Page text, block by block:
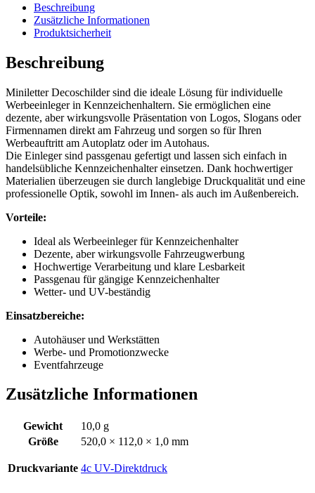
Beschreibung
Zusätzliche Informationen
Produktsicherheit
Beschreibung
Miniletter Decoschilder sind die ideale Lösung für individuelle
Werbeeinleger in Kennzeichenhaltern. Sie ermöglichen eine
dezente, aber wirkungsvolle Präsentation von Logos, Slogans oder
Firmennamen direkt am Fahrzeug und sorgen so für Ihren
Werbeauftritt am Autoplatz oder im Autohaus.
Die Einleger sind passgenau gefertigt und lassen sich einfach in
handelsübliche Kennzeichenhalter einsetzen. Dank hochwertiger
Materialien überzeugen sie durch langlebige Druckqualität und eine
professionelle Optik, sowohl im Innen- als auch im Außenbereich.
Vorteile:
Ideal als Werbeeinleger für Kennzeichenhalter
Dezente, aber wirkungsvolle Fahrzeugwerbung
Hochwertige Verarbeitung und klare Lesbarkeit
Passgenau für gängige Kennzeichenhalter
Wetter- und UV-beständig
Einsatzbereiche:
Autohäuser und Werkstätten
Werbe- und Promotionzwecke
Eventfahrzeuge
Zusätzliche Informationen
Gewicht
10,0 g
Größe
520,0 × 112,0 × 1,0 mm
Druckvariante 4c UV-Direktdruck